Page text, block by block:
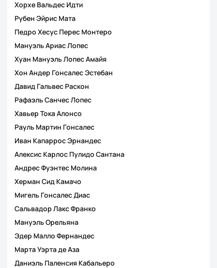
Хорхе Вальдес Идти
Рубен Эйрис Мата
Педро Хесус Перес Монтеро
Мануэль Ариас Лопес
Хуан Мануэль Лопес Амайя
Хон Андер Гонсалес Эстебан
Давид Гальвес Раскон
Рафаэль Санчес Лопес
Хавьер Тока Алонсо
Рауль Мартин Гонсалес
Иван Капаррос Эрнандес
Алексис Карлос Пулидо Сантана
Андрес Фуэнтес Молина
Херман Сид Камачо
Мигель Гонсалес Диас
Сальвадор Лакс Франко
Мануэль Орельяна
Эдер Малло Фернандес
Марта Уэрта де Аза
Даниэль Паленсия Кабальеро